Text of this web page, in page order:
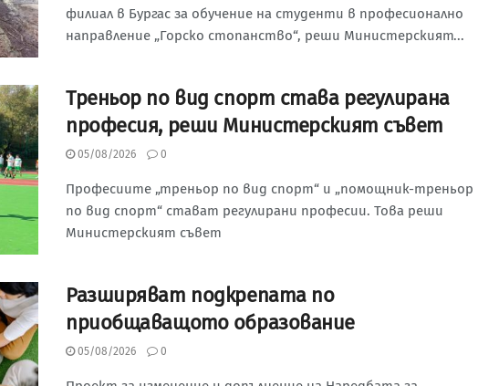
филиал в Бургас за обучение на студенти в професионално
направление „Горско стопанство“, реши Министерският...
Треньор по вид спорт става регулирана
професия, реши Министерският съвет
05/08/2026 0
Професиите „треньор по вид спорт“ и „помощник-треньор
по вид спорт“ стават регулирани професии. Това реши
Министерският съвет
Разширяват подкрепата по
приобщаващото образование
05/08/2026 0